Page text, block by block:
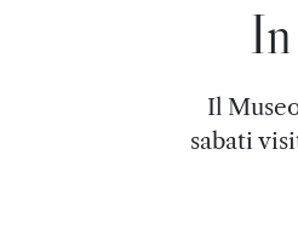
Il
sabati